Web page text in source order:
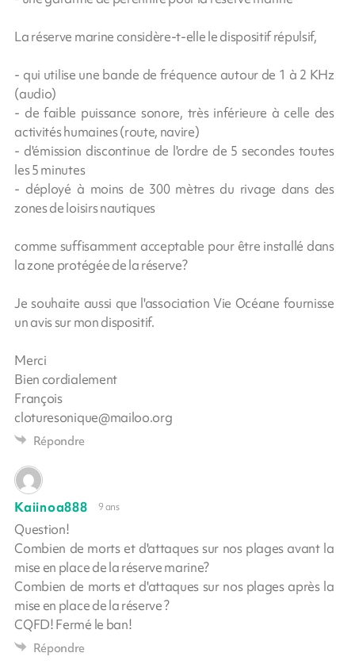
La réserve marine considère-t-elle le dispositif répulsif,
- qui utilise une bande de fréquence autour de 1 à 2 KHz
(audio)
- de faible puissance sonore, très inférieure à celle des
activités humaines (route, navire)
- d'émission discontinue de l'ordre de 5 secondes toutes
les 5 minutes
- déployé à moins de 300 mètres du rivage dans des
zones de loisirs nautiques
comme suffisamment acceptable pour être installé dans
la zone protégée de la réserve?
Je souhaite aussi que l'association Vie Océane fournisse
un avis sur mon dispositif.
Merci
Bien cordialement
François
cloturesonique@mailoo.org
Répondre
Kaiinoa888 9 ans
Question!
Combien de morts et d'attaques sur nos plages avant la
mise en place de la réserve marine?
Combien de morts et d'attaques sur nos plages après la
mise en place de la réserve ?
CQFD! Fermé le ban!
Répondre